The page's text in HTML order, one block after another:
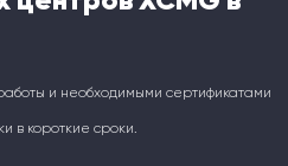
и необходимыми сертификатами
в короткие сроки.